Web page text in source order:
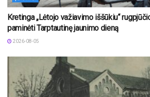
Kretinga „Lėtojo važiavimo iššūkiu“
paminėti Tarptautinę jaunimo dieną
2026-08-05